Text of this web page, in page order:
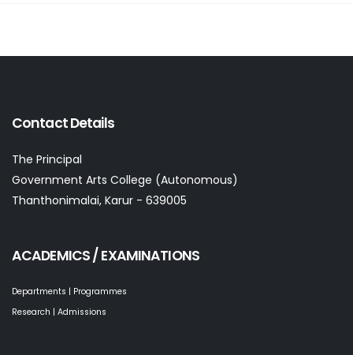
Contact Details
The Principal
Government Arts College (Autonomous)
Thanthonimalai, Karur - 639005
ACADEMICS / EXAMINATIONS
Departments | Programmes
Research | Admissions